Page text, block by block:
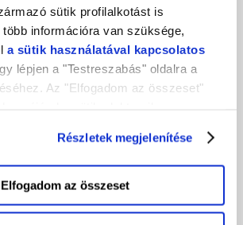
sütik profilalkotást is
információra van szüksége,
a sütik használatával kapcsolatos
lépjen a "Testreszabás" oldalra a
Az "Elfogadom az összeset"
sütik tárolását fogadja el.
Részletek megjelenítése
Elfogadom az összeset
a transzparens kommunikáció és a
együtt olyan hosszú távú előnyt
semmilyen algoritmus változás
a másikra elvenni.
products/chrome/privacy-
protection/